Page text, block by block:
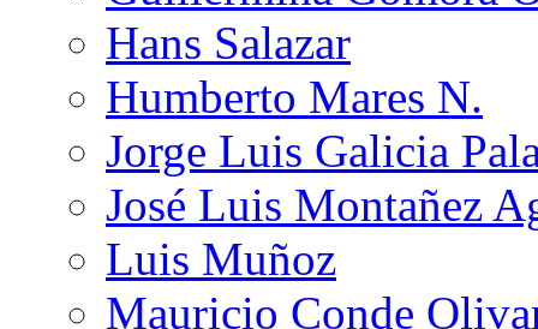
Hans Salazar
Humberto Mares N.
Jorge Luis Galicia
José Luis Montañez
Luis Muñoz
Mauricio Conde